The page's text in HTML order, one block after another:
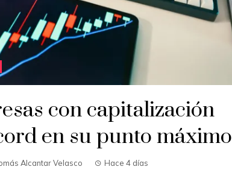
con capitalización
en su punto máximo
Alcantar Velasco Hace 4 días